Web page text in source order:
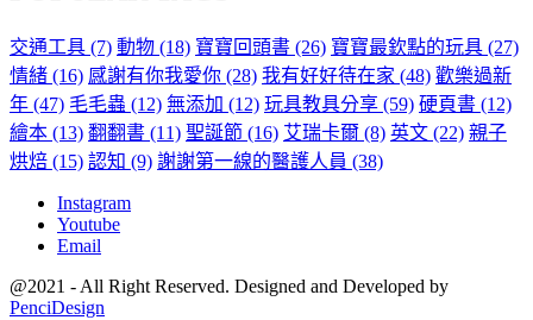
交通工具 (7) 動物 (18) 寶寶回頭書 (26) 寶寶最欽點的玩具 (27)
情緒 (16) 感謝有你我愛你 (28) 我有好好待在家 (48) 歡樂過新
年 (47) 毛毛蟲 (12) 無添加 (12) 玩具教具分享 (59) 硬頁書 (12)
繪本 (13) 翻翻書 (11) 聖誕節 (16) 艾瑞卡爾 (8) 英文 (22) 親子
烘焙 (15) 認知 (9) 謝謝第一線的醫護人員 (38)
Instagram
Youtube
Email
@2021 - All Right Reserved. Designed and Developed by
PenciDesign